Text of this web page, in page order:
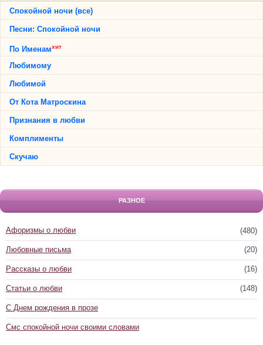
Спокойной ночи (все)
Песни: Спокойной ночи
По Именамхит
Любимому
Любимой
От Кота Матроскина
Признания в любви
Комплименты
Скучаю
РАЗНОЕ
(480)
Афоризмы о любви
(20)
Любовные письма
(16)
Рассказы о любви
(148)
Статьи о любви
С Днем рождения в прозе
Смс спокойной ночи своими словами